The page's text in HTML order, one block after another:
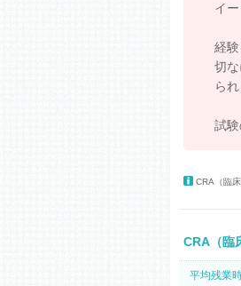
イ
経
切
ら
試
CRA（臨
CRA（臨
平均残業